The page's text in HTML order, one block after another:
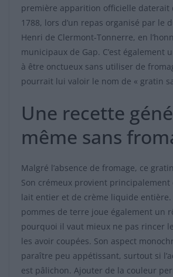
première apparition officielle daterait
1788, lors d’un repas organisé par le
Henri de Clermont-Tonnerre, en
municipaux de Gap. C’est également
à être onctueux sans utiliser de
pourrait lui valoir le nom de « gratin
Une recette
même sans
Malgré l’absence de fromage, ce
Son crémeux provient principalement
lait entier et de crème liquide entière.
pommes de terre joue également un
pourquoi il vaut mieux ne pas rincer
les avoir coupées. Son aspect
paraître peu appétissant, surtout si
est pâlichon. Ajouter de la couleur